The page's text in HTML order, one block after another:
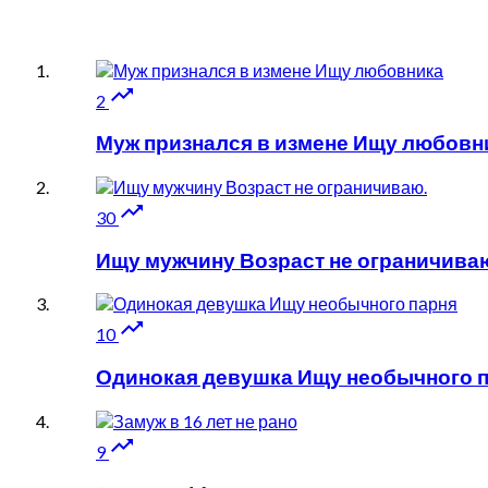
2 
Муж признался в измене Ищу
30 
Ищу мужчину Возраст не
10 
Одинокая девушка Ищу необычного
9 